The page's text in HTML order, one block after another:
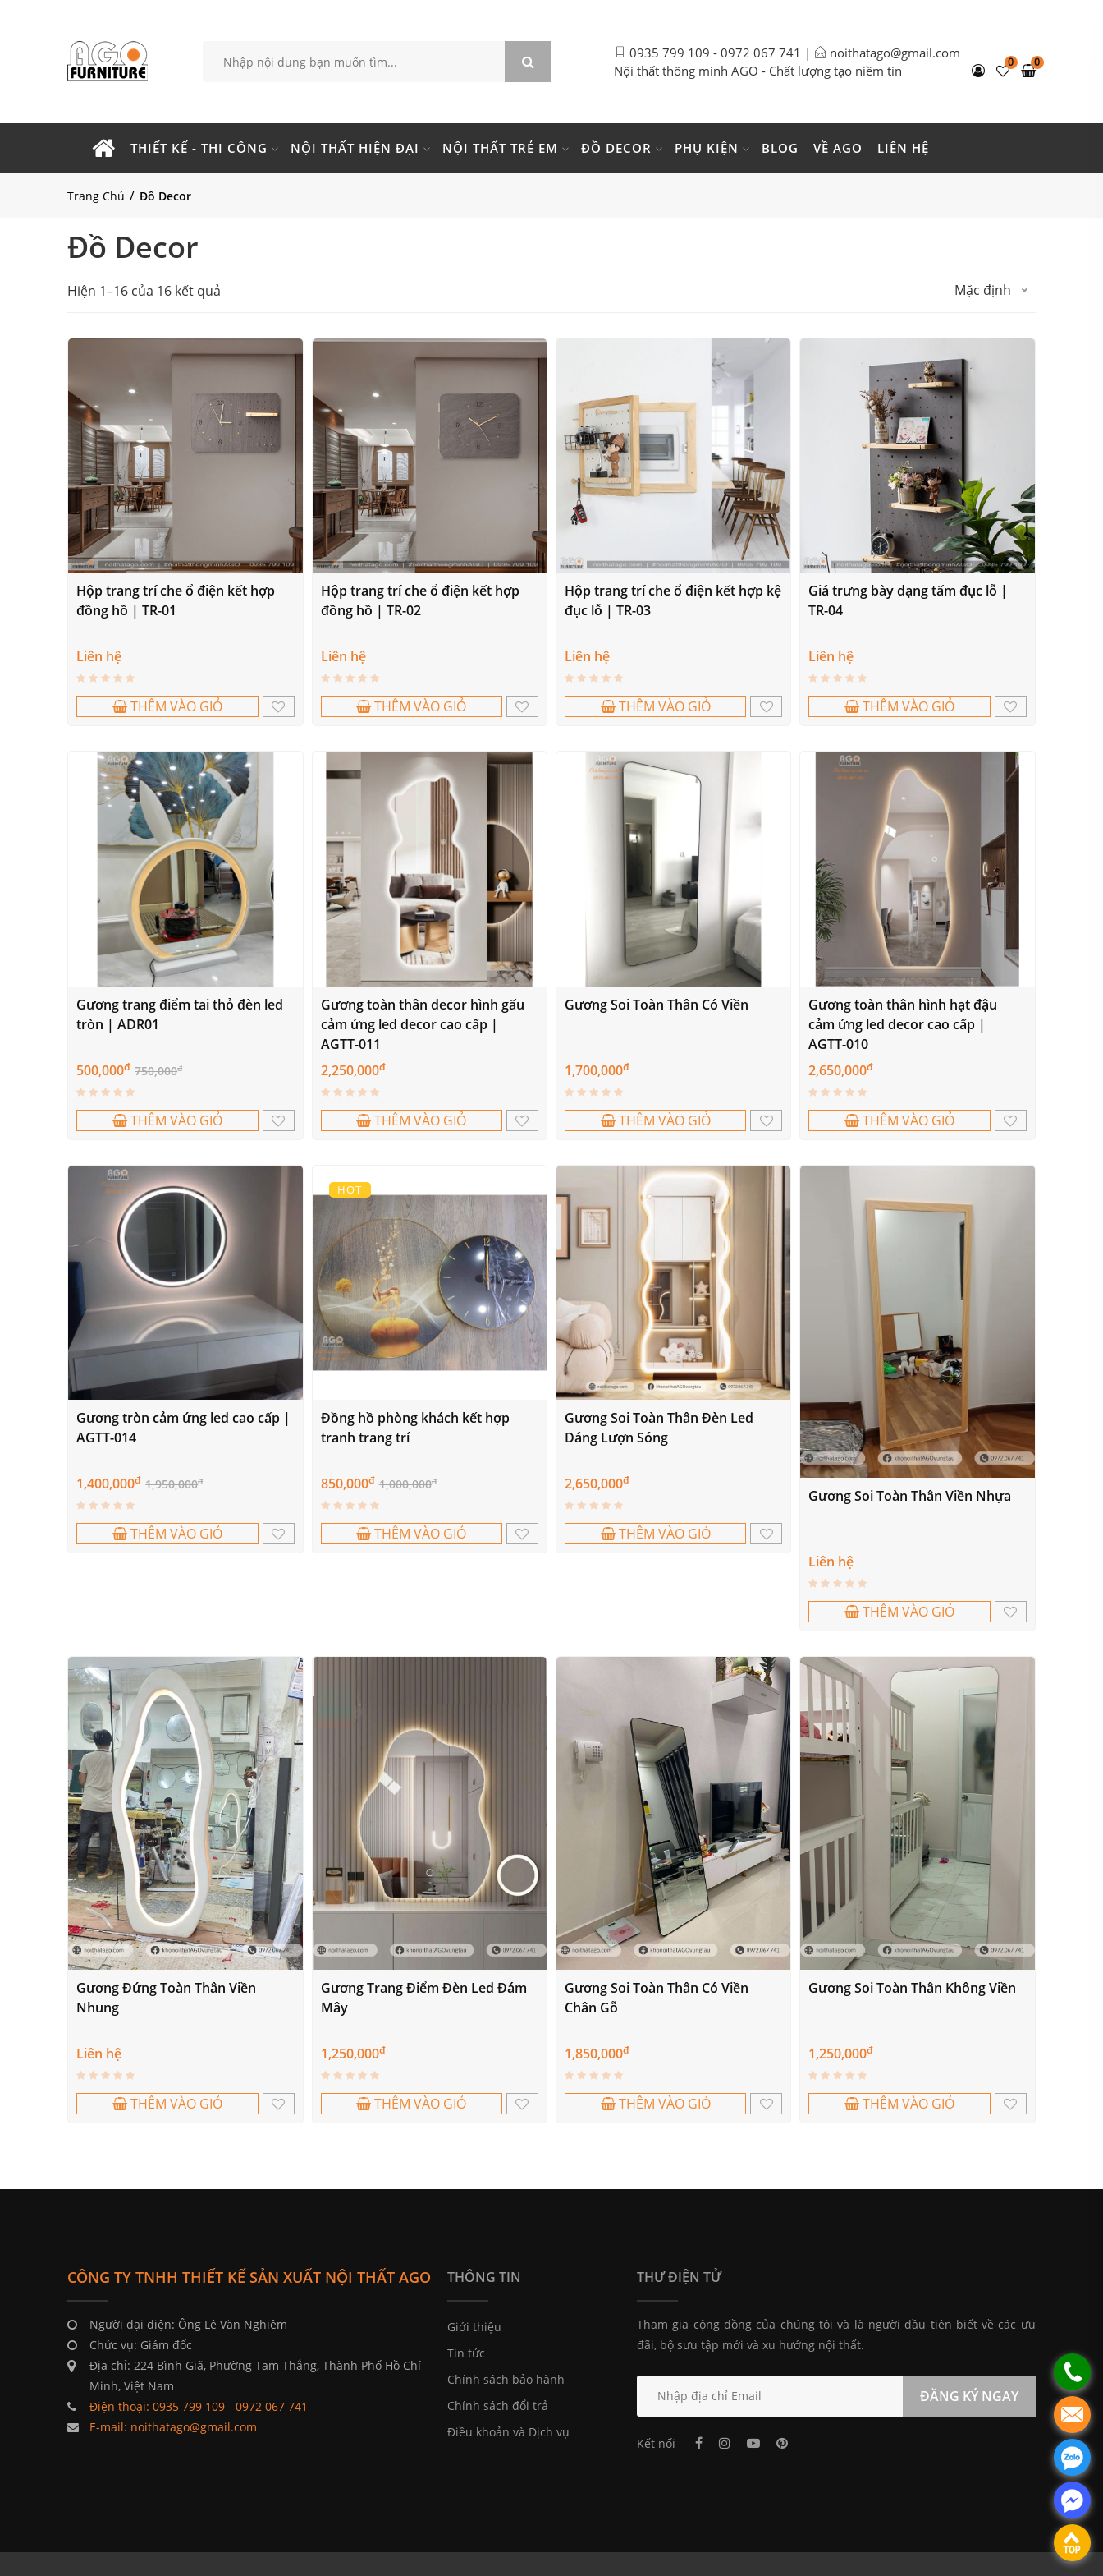
0935 799 109 - 0972 067 741 |
noithatago@gmail.com
Nội thất thông minh AGO - Chất lượng tạo niềm tin
0 0
THIẾT KẾ - THI CÔNG NỘI THẤT HIỆN ĐẠI NỘI THẤT TRẺ EM ĐỒ DECOR PHỤ KIỆN BLOG VỀ AGO LIÊN HỆ
Trang Chủ Đồ Decor
Đồ Decor
Hiện 1–16 của 16 kết quả Mặc định
Hộp trang trí che ổ điện kết hợp
đồng hồ | TR-01
Liên hệ
THÊM VÀO GIỎ
Hộp trang trí che ổ điện kết hợp
đồng hồ | TR-02
Liên hệ
THÊM VÀO GIỎ
Hộp trang trí che ổ điện kết hợp kệ
đục lỗ | TR-03
Liên hệ
THÊM VÀO GIỎ
Giá trưng bày dạng tấm đục lỗ |
TR-04
Liên hệ
THÊM VÀO GIỎ
Gương trang điểm tai thỏ đèn led
tròn | ADR01
500,000đ 750,000đ
THÊM VÀO GIỎ
Gương toàn thân decor hình gấu
cảm ứng led decor cao cấp |
AGTT-011
2,250,000đ
THÊM VÀO GIỎ
Gương Soi Toàn Thân Có Viền
1,700,000đ
THÊM VÀO GIỎ
Gương toàn thân hình hạt đậu
cảm ứng led decor cao cấp |
AGTT-010
2,650,000đ
THÊM VÀO GIỎ
Gương tròn cảm ứng led cao cấp |
AGTT-014
1,400,000đ 1,950,000đ
THÊM VÀO GIỎ
HOT
Đồng hồ phòng khách kết hợp
tranh trang trí
850,000đ 1,000,000đ
THÊM VÀO GIỎ
Gương Soi Toàn Thân Đèn Led
Dáng Lượn Sóng
2,650,000đ
THÊM VÀO GIỎ
Gương Soi Toàn Thân Viền Nhựa
Liên hệ
THÊM VÀO GIỎ
Gương Đứng Toàn Thân Viền
Nhung
Liên hệ
THÊM VÀO GIỎ
Gương Trang Điểm Đèn Led Đám
Mây
1,250,000đ
THÊM VÀO GIỎ
Gương Soi Toàn Thân Có Viền
Chân Gỗ
1,850,000đ
THÊM VÀO GIỎ
Gương Soi Toàn Thân Không Viền
1,250,000đ
THÊM VÀO GIỎ
CÔNG TY TNHH THIẾT KẾ SẢN XUẤT NỘI THẤT AGO
Người đại diện: Ông Lê Văn Nghiêm
Chức vụ: Giám đốc
Địa chỉ: 224 Bình Giã, Phường Tam Thắng, Thành Phố Hồ Chí
Minh, Việt Nam
Điện thoại: 0935 799 109 - 0972 067 741
E-mail: noithatago@gmail.com
THÔNG TIN
Giới thiệu
Tin tức
Chính sách bảo hành
Chính sách đổi trả
Điều khoản và Dịch vụ
THƯ ĐIỆN TỬ
Tham gia cộng đồng của chúng tôi và là người đầu tiên biết về các ưu
đãi, bộ sưu tập mới và xu hướng nội thất.
ĐĂNG KÝ NGAY
Kết nối